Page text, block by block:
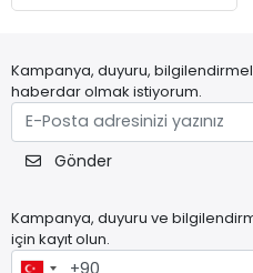
Kampanya, duyuru,
haberdar olmak istiyorum.
Gönder
Kampanya, duyuru ve
için kayıt olun.